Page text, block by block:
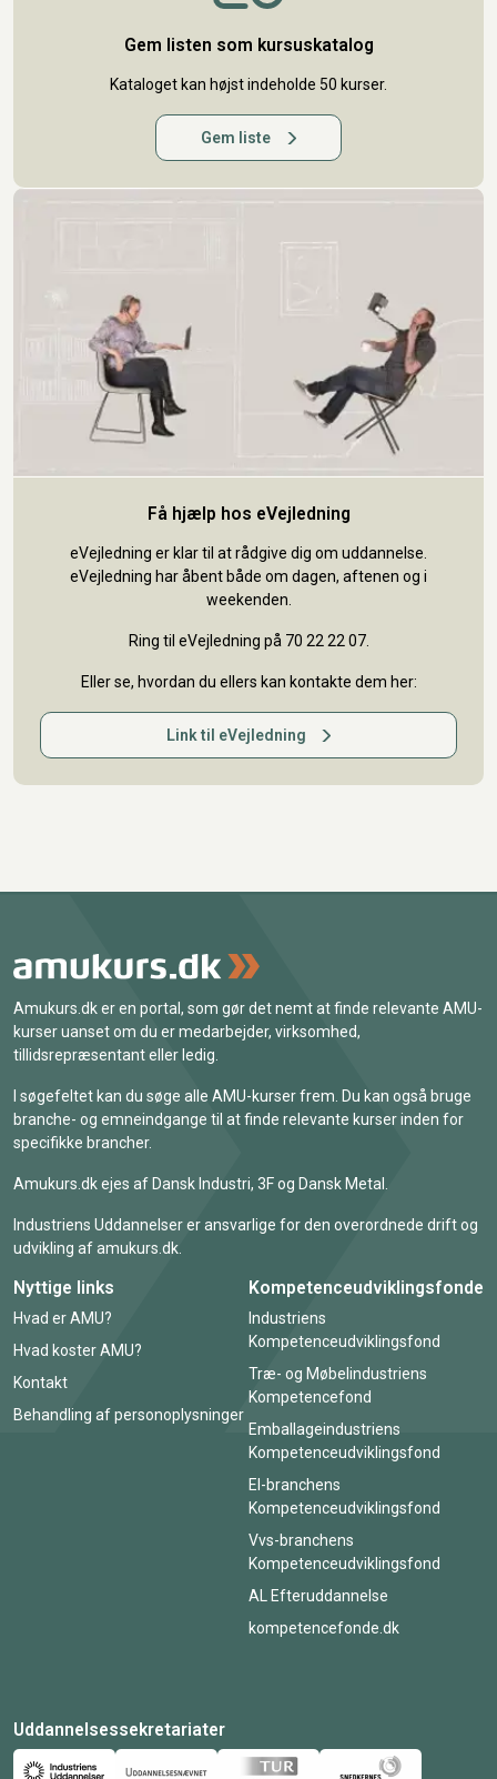
Gem listen som kursuskatalog
Kataloget kan højst indeholde 50 kurser.
Gem liste
Få hjælp hos eVejledning
eVejledning er klar til at rådgive dig om uddannelse.
eVejledning har åbent både om dagen, aftenen og i
weekenden.
Ring til eVejledning på 70 22 22 07.
Eller se, hvordan du ellers kan kontakte dem her:
Link til eVejledning
Amukurs.dk er en portal, som gør det nemt at finde relevante AMU-
kurser uanset om du er medarbejder, virksomhed,
tillidsrepræsentant eller ledig.
I søgefeltet kan du søge alle AMU-kurser frem. Du kan også bruge
branche- og emneindgange til at finde relevante kurser inden for
specifikke brancher.
Amukurs.dk ejes af Dansk Industri, 3F og Dansk Metal.
Industriens Uddannelser er ansvarlige for den overordnede drift og
udvikling af amukurs.dk.
Nyttige links
Hvad er AMU?
Hvad koster AMU?
Kontakt
Behandling af personoplysninger
Kompetenceudviklingsfonde
Industriens
Kompetenceudviklingsfond
Træ- og Møbelindustriens
Kompetencefond
Emballageindustriens
Kompetenceudviklingsfond
El-branchens
Kompetenceudviklingsfond
Vvs-branchens
Kompetenceudviklingsfond
AL Efteruddannelse
kompetencefonde.dk
Uddannelsessekretariater